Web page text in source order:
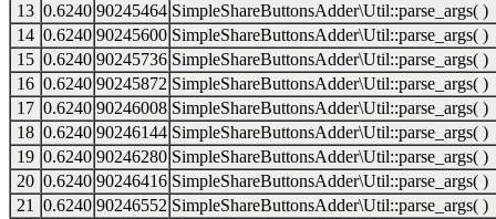
13 0.6240 90245464 SimpleShareButtonsAdder\Util::parse_args( )
14 0.6240 90245600 SimpleShareButtonsAdder\Util::parse_args( )
15 0.6240 90245736 SimpleShareButtonsAdder\Util::parse_args( )
16 0.6240 90245872 SimpleShareButtonsAdder\Util::parse_args( )
17 0.6240 90246008 SimpleShareButtonsAdder\Util::parse_args( )
18 0.6240 90246144 SimpleShareButtonsAdder\Util::parse_args( )
19 0.6240 90246280 SimpleShareButtonsAdder\Util::parse_args( )
20 0.6240 90246416 SimpleShareButtonsAdder\Util::parse_args( )
21
0.6240 90246552 SimpleShareButtonsAdder\Util::parse_args( )